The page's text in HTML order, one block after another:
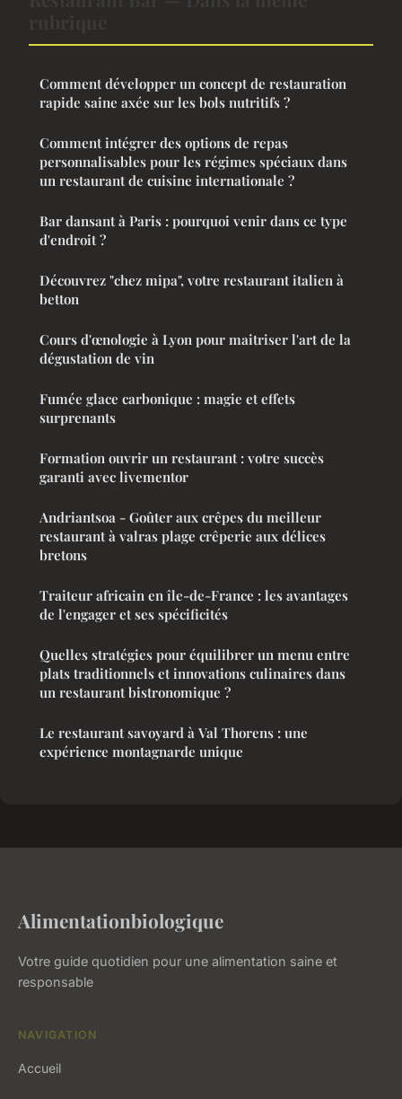
Comment développer un concept de restauration
rapide saine axée sur les bols nutritifs ?
Comment intégrer des options de repas
personnalisables pour les régimes spéciaux dans
un restaurant de cuisine internationale ?
Bar dansant à Paris : pourquoi venir dans ce type
d'endroit ?
Découvrez "chez mipa", votre restaurant italien à
betton
Cours d'œnologie à Lyon pour maitriser l'art de la
dégustation de vin
Fumée glace carbonique : magie et effets
surprenants
Formation ouvrir un restaurant : votre succès
garanti avec livementor
Andriantsoa - Goûter aux crêpes du meilleur
restaurant à valras plage crêperie aux délices
bretons
Traiteur africain en île-de-France : les avantages
de l'engager et ses spécificités
Quelles stratégies pour équilibrer un menu entre
plats traditionnels et innovations culinaires dans
un restaurant bistronomique ?
Le restaurant savoyard à Val Thorens : une
expérience montagnarde unique
Alimentationbiologique
Votre guide quotidien pour une alimentation saine et
responsable
NAVIGATION
Accueil